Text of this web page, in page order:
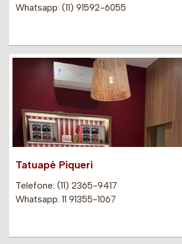
Whatsapp: (11) 91592-6055
Tatuapé Piqueri
Telefone: (11) 2365-9417
Whatsapp: 11 91355-1067